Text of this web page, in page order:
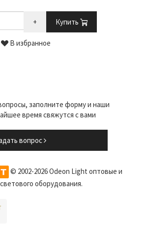
+ Купить
В избранное
заполните форму и наши
время свяжутся с вами
вопрос
© 2002-2026 Odeon Light оптовые и
оборудования.